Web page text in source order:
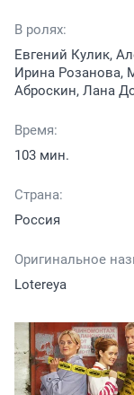
В ролях:
Евгений Кулик,
Ирина Розанова,
Аброскин, Лана
Время:
103 мин.
Страна:
Россия
Оригинальное
Lotereya